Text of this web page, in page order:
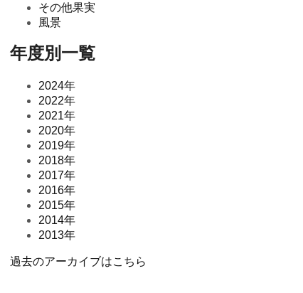
その他果実
風景
年度別一覧
2024年
2022年
2021年
2020年
2019年
2018年
2017年
2016年
2015年
2014年
2013年
過去のアーカイブはこちら